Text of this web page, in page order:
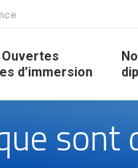
d’immersion
sont